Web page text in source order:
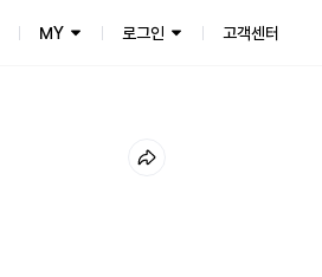
MY 로그인 고객센터